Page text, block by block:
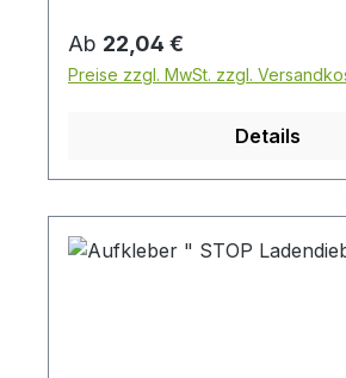
Regulärer Preis:
Ab 22,04 €
Preise zzgl. MwSt. zzgl.
Details